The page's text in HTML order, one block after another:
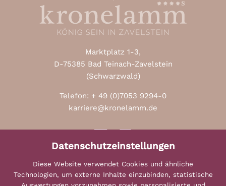
Datenschutzeinstellungen
Diese Website verwendet Cookies und ähnliche
Technologien, um externe Inhalte einzubinden, statistische
Marktplatz 1-3,
D-75385 Bad Teinach-Zavelstein
(Schwarzwald)
Telefon: + 49 (0)7053 9294-0
karriere@kronelamm.de
made by